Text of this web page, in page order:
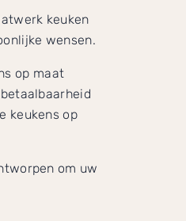
keuken
wensen.
op maat
keukens op
om uw